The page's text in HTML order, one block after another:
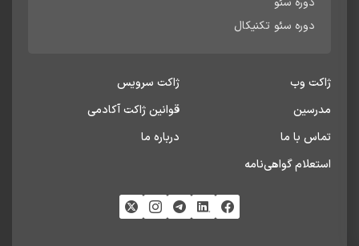
دوره سئو تکنیکال
ژاکت وب
ژاکت سرویس
مدرسین
قوانین ژاکت آکادمی
تماس با ما
درباره ما
استعلام گواهی‌نامه